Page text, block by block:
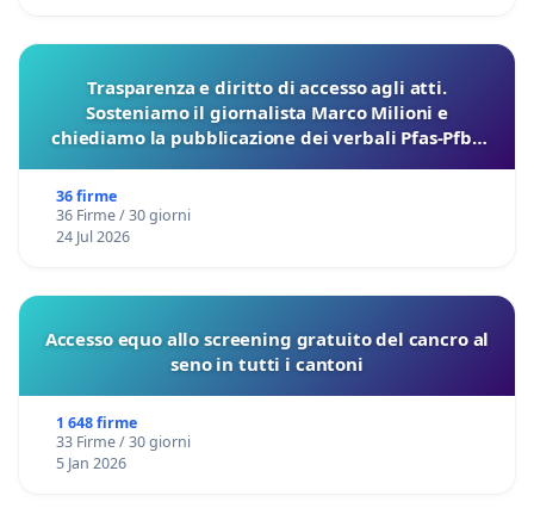
Trasparenza e diritto di accesso agli atti.
Sosteniamo il giornalista Marco Milioni e
chiediamo la pubblicazione dei verbali Pfas-Pfba
36 firme
36 Firme / 30 giorni
24 Jul 2026
Accesso equo allo screening gratuito del cancro al
seno in tutti i cantoni
1 648 firme
33 Firme / 30 giorni
5 Jan 2026